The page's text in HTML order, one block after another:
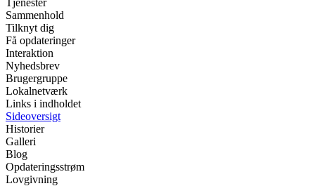
Tjenester
Sammenhold
Tilknyt dig
Få opdateringer
Interaktion
Nyhedsbrev
Brugergruppe
Lokalnetværk
Links i indholdet
Sideoversigt
Historier
Galleri
Blog
Opdateringsstrøm
Lovgivning